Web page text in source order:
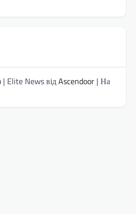
| Elite News відAscendoor | На